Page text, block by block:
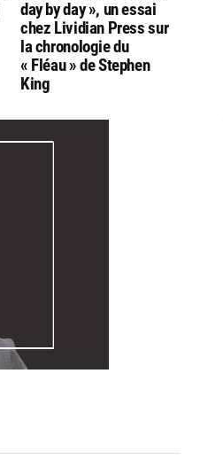
day by day », un essai
chez Lividian Press sur
la chronologie du
« Fléau » de Stephen
King